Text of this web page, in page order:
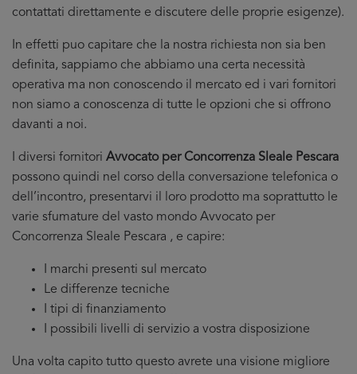
contattati direttamente e discutere delle proprie esigenze).
In effetti puo capitare che la nostra richiesta non sia ben
definita, sappiamo che abbiamo una certa necessità
operativa ma non conoscendo il mercato ed i vari fornitori
non siamo a conoscenza di tutte le opzioni che si offrono
davanti a noi.
I diversi fornitori Avvocato per Concorrenza Sleale Pescara
possono quindi nel corso della conversazione telefonica o
dell’incontro, presentarvi il loro prodotto ma soprattutto le
varie sfumature del vasto mondo Avvocato per
Concorrenza Sleale Pescara , e capire:
I marchi presenti sul mercato
Le differenze tecniche
I tipi di finanziamento
I possibili livelli di servizio a vostra disposizione
Una volta capito tutto questo avrete una visione migliore